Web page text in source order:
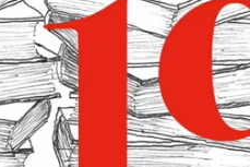
LIEST…
LIEST…